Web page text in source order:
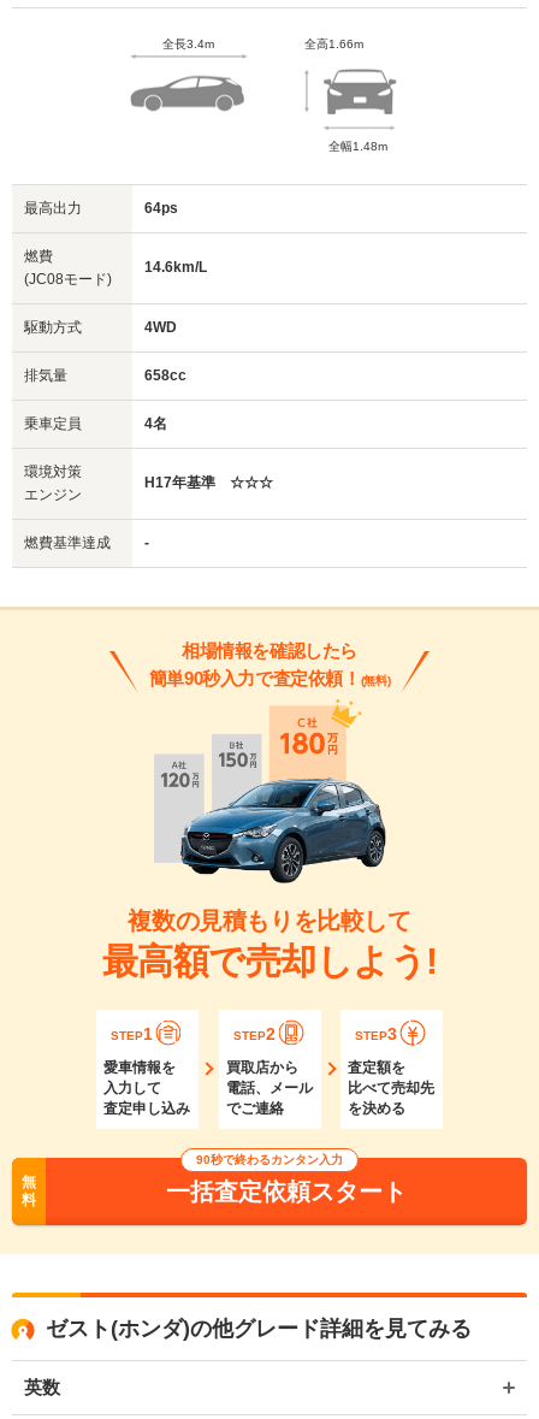
全長3.4m 全高1.66m
全幅1.48m
最高出力 64ps
燃費
(JC08モード)
14.6km/L
駆動方式 4WD
排気量 658cc
乗車定員 4名
環境対策
エンジン
H17年基準 ☆☆☆
燃費基準達成 -
相場情報を確認したら
簡単90秒入力で査定依頼！ (無料)
複数の見積もりを比較して
最高額で売却しよう!
STEP1
愛車情報を
入力して
査定申し込み
STEP2
買取店から
電話、メール
でご連絡
STEP3
査定額を
比べて売却先
を決める
無
料
90秒で終わるカンタン入力
一括査定依頼スタート
ゼスト(ホンダ)の他グレード詳細を見てみる
英数